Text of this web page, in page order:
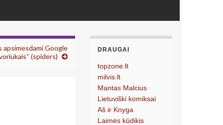
Google
(spiders)
DRAUGAI
topzone.lt
milvis.lt
Mantas Malcius
Lietuviški komiksai
Aš ir Knyga
Laimės kūdikis